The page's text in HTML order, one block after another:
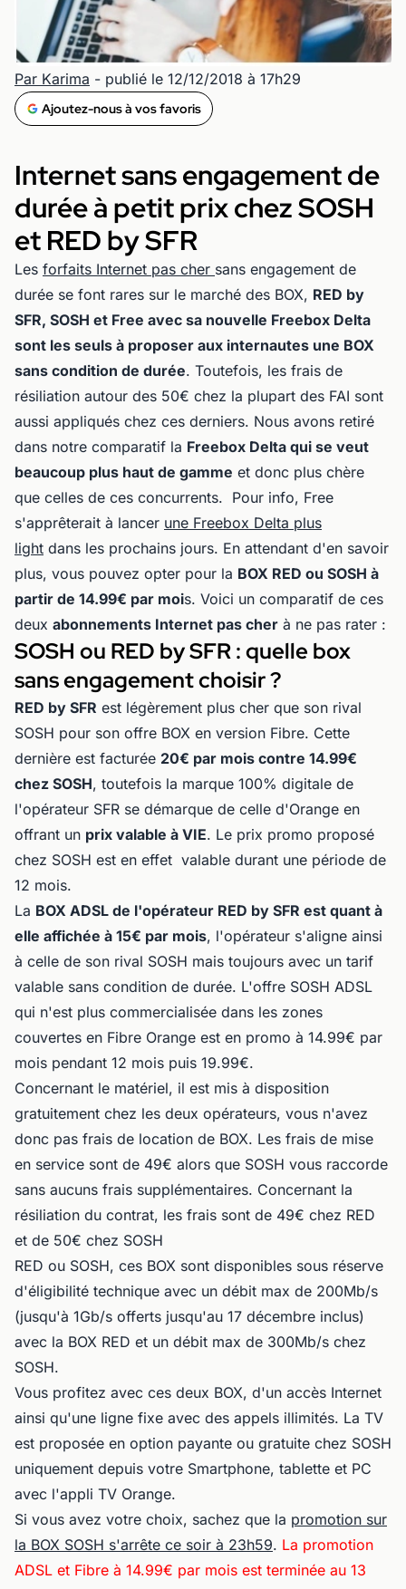
Par Karima - publié le 12/12/2018 à 17h29
Ajoutez-nous à vos favoris
Internet sans engagement de
durée à petit prix chez SOSH
et RED by SFR
Les forfaits Internet pas cher sans engagement de
durée se font rares sur le marché des BOX, RED by
SFR, SOSH et Free avec sa nouvelle Freebox Delta
sont les seuls à proposer aux internautes une BOX
sans condition de durée. Toutefois, les frais de
résiliation autour des 50€ chez la plupart des FAI sont
aussi appliqués chez ces derniers. Nous avons retiré
dans notre comparatif la Freebox Delta qui se veut
beaucoup plus haut de gamme et donc plus chère
que celles de ces concurrents. Pour info, Free
s'apprêterait à lancer une Freebox Delta plus
light dans les prochains jours. En attendant d'en savoir
plus, vous pouvez opter pour la BOX RED ou SOSH à
partir de 14.99€ par mois. Voici un comparatif de ces
deux abonnements Internet pas cher à ne pas rater :
SOSH ou RED by SFR : quelle box
sans engagement choisir ?
RED by SFR est légèrement plus cher que son rival
SOSH pour son offre BOX en version Fibre. Cette
dernière est facturée 20€ par mois contre 14.99€
chez SOSH, toutefois la marque 100% digitale de
l'opérateur SFR se démarque de celle d'Orange en
offrant un prix valable à VIE. Le prix promo proposé
chez SOSH est en effet valable durant une période de
12 mois.
La BOX ADSL de l'opérateur RED by SFR est quant à
elle affichée à 15€ par mois, l'opérateur s'aligne ainsi
à celle de son rival SOSH mais toujours avec un tarif
valable sans condition de durée. L'offre SOSH ADSL
qui n'est plus commercialisée dans les zones
couvertes en Fibre Orange est en promo à 14.99€ par
mois pendant 12 mois puis 19.99€.
Concernant le matériel, il est mis à disposition
gratuitement chez les deux opérateurs, vous n'avez
donc pas frais de location de BOX. Les frais de mise
en service sont de 49€ alors que SOSH vous raccorde
sans aucuns frais supplémentaires. Concernant la
résiliation du contrat, les frais sont de 49€ chez RED
et de 50€ chez SOSH
RED ou SOSH, ces BOX sont disponibles sous réserve
d'éligibilité technique avec un débit max de 200Mb/s
(jusqu'à 1Gb/s offerts jusqu'au 17 décembre inclus)
avec la BOX RED et un débit max de 300Mb/s chez
SOSH.
Vous profitez avec ces deux BOX, d'un accès Internet
ainsi qu'une ligne fixe avec des appels illimités. La TV
est proposée en option payante ou gratuite chez SOSH
uniquement depuis votre Smartphone, tablette et PC
avec l'appli TV Orange.
Si vous avez votre choix, sachez que la promotion sur
la BOX SOSH s'arrête ce soir à 23h59. La promotion
ADSL et Fibre à 14.99€ par mois est terminée au 13